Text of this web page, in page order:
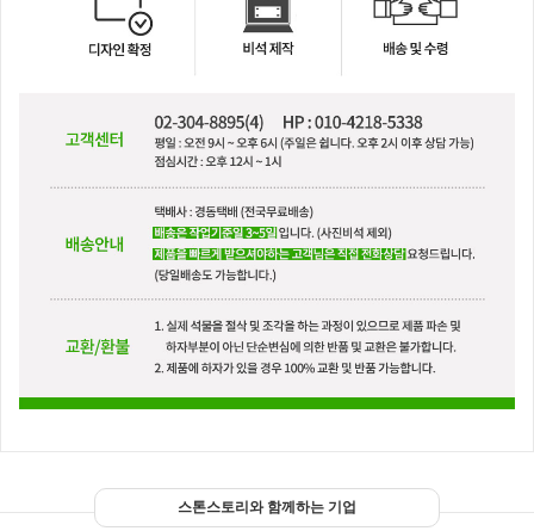
스톤스토리와 함께하는 기업